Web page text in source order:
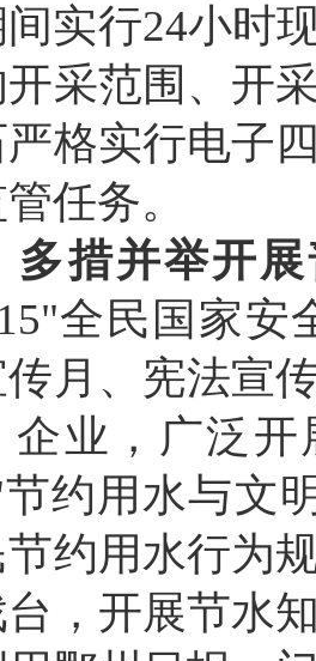
实行24小时
采范围、开
格实行电子
任务。
多措并举开
全民国家
月、宪法宣
企业，广泛
约用水与文
节约用水行为
台，开展节水